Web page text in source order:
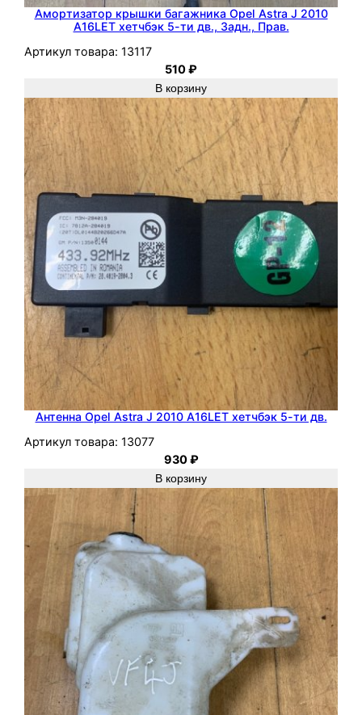
0
T
.
0
м
и
н
и
в
е
н
Амортизатор крышки багажника Opel Astra J 2010
A16LET хетчбэк 5-ти дв., Задн., Прав.
Артикул товара: 13117
510₽
В корзину
Антенна Opel Astra J 2010 A16LET хетчбэк 5-ти дв.
Артикул товара: 13077
930₽
В корзину